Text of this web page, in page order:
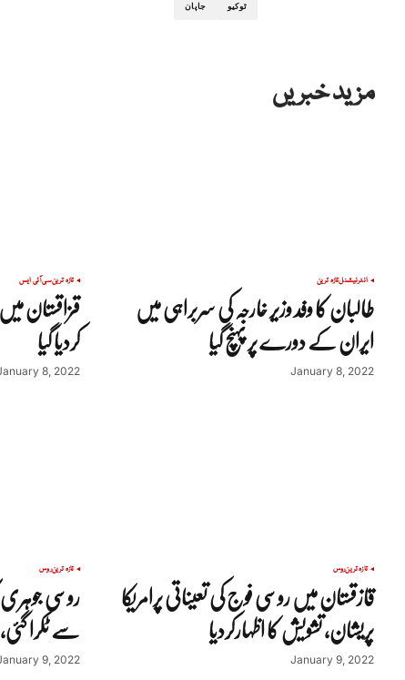
ٹوکیو جاپان
مزید خبریں
انٹرنیشنلتازہ ترین
طالبان کا وفد وزیر خارجہ کی سربراہی میں
ایران کے دورے پر پہنچ گیا
January 8, 2022
تازہ ترینسی آئی ایس
کردیا گیا
8, 2022
تازہ ترینروس
قازقستان میں روسی فوج کی تعیناتی پرامریکا
پریشان، تشویش کا اظہارکردیا
January 9, 2022
تازہ ترینروس
روسی جوہری
سے ٹکرا
9, 2022